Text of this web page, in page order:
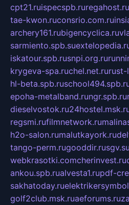
cpt21.ruispecspb.ruregahost.ru
tae-kwon.ruconsrio.com.ru
archery161.rubigencyclica.ru
sarmiento.spb.su
iskatour.spb.rusnpi.org.ru
krygeva-spa.ruchel.net.rurust-
hl-beta.spb.ru
epoha-metalband.rungr.spb.ru
dieselvostok.ru
regsmi.rufilmnetwork.ru
h2o-salon.rumalutkayork.ru
tango-perm.rugooddir.rusgv.su
webkrasotki.comcherinvest.ru
ankou.spb.rualvesta1.rupdf-
sakhatoday.ru
golf2club.msk.ruaeforums.ru